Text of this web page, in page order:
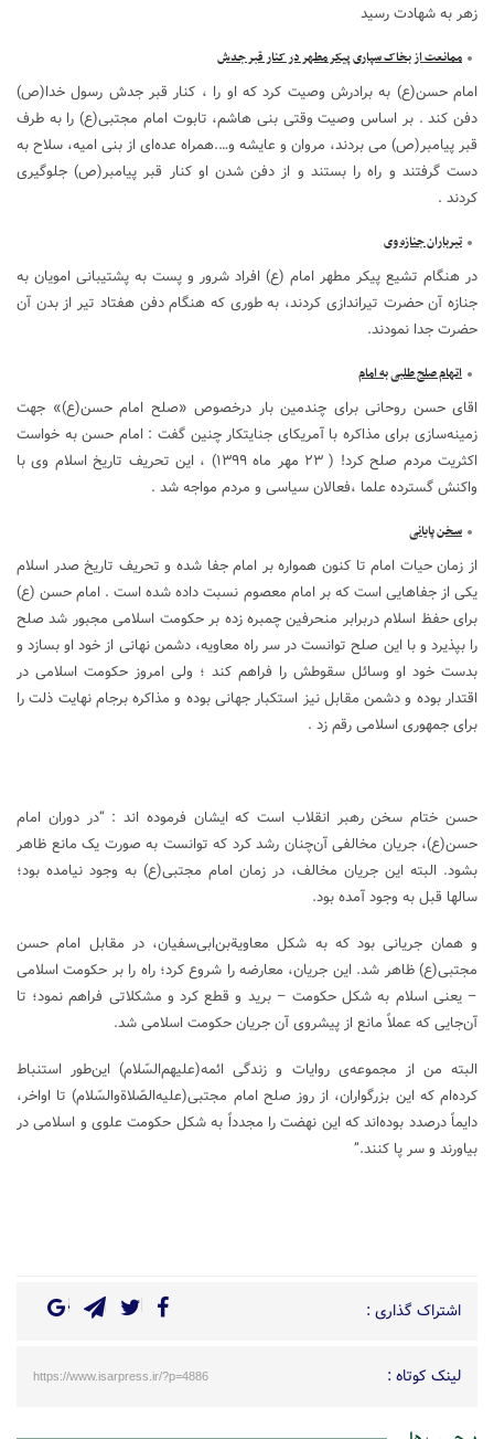
زهر به شهادت رسید
ممانعت از بخاک سپاری پیکر مطهر در کنار قبر جدش
امام حسن(ع) به برادرش وصیت کرد که او را ، کنار قبر جدش رسول خدا(ص)
دفن کند . بر اساس وصیت وقتی بنی هاشم، تابوت امام مجتبی(ع) را به طرف
قبر پیامبر(ص) می بردند، مروان و عایشه و….همراه عده‌ای از بنی امیه، سلاح به
دست گرفتند و راه را بستند و از دفن شدن او کنار قبر پیامبر(ص) جلوگیری
کردند .
تیرباران جنازه وی
در هنگام تشیع پیکر مطهر امام (ع) افراد شرور و پست به پشتیبانی امویان به
جنازه آن حضرت تیراندازی کردند، به طوری که هنگام دفن هفتاد تیر از بدن آن
حضرت جدا نمودند.
اتهام صلح طلبی به امام
اقای حسن روحانی برای چندمین بار درخصوص «صلح امام حسن(ع)» جهت
زمینه‌سازی برای مذاکره با آمریکای جنایتکار چنین گفت : امام حسن به خواست
اکثریت مردم صلح کرد! ( ۲۳ مهر ماه ۱۳۹۹) ، این تحریف تاریخ اسلام وی با
واکنش گسترده علما ،فعالان سیاسی و مردم مواجه شد .
سخن پایانی
از زمان حیات امام تا کنون همواره بر امام جفا شده و تحریف تاریخ صدر اسلام
یکی از جفاهایی است که بر امام معصوم نسبت داده شده است . امام حسن (ع)
برای حفظ اسلام دربرابر منحرفین چمبره زده بر حکومت اسلامی مجبور شد صلح
را بپذیرد و با این صلح توانست در سر راه معاویه، دشمن نهانی از خود او بسازد و
بدست خود او وسائل سقوطش را فراهم کند ؛ ولی امروز حکومت اسلامی در
اقتدار بوده و دشمن مقابل نیز استکبار جهانی بوده و مذاکره برجام نهایت ذلت را
برای جمهوری اسلامی رقم زد .
حسن ختام سخن رهبر انقلاب است که ایشان فرموده اند : “در دوران امام
حسن(ع)، جریان مخالفی آن‌چنان رشد کرد که توانست به صورت یک مانع ظاهر
بشود. البته این جریان مخالف، در زمان امام مجتبی‌(ع) به وجود نیامده بود؛
سالها قبل به وجود آمده بود.
و همان جریانی بود که به شکل معاویةبن‌ابی‌سفیان، در مقابل امام حسن
مجتبی‌(ع) ظاهر شد. این جریان، معارضه را شروع کرد؛ راه را بر حکومت اسلامی
– یعنی اسلام به شکل حکومت – برید و قطع کرد و مشکلاتی فراهم نمود؛ تا
آن‌جایی که عملاً مانع از پیشروی آن جریان حکومت اسلامی شد.
البته من از مجموعه‌ی روایات و زندگی ائمه(علیهم‌السّلام) این‌طور استنباط
کرده‌ام که این بزرگواران، از روز صلح امام مجتبی‌(علیه‌الصّلاةوالسّلام) تا اواخر،
دایماً درصدد بوده‌اند که این نهضت را مجدداً به شکل حکومت علوی و اسلامی در
بیاورند و سر پا کنند.”
اشتراک گذاری :
لینک کوتاه : https://www.isarpress.ir/?p=4886